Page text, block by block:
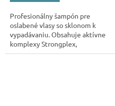
Profesionálny šampón pre
oslabené vlasy so sklonom k
vypadávaniu. Obsahuje aktívne
komplexy Strongplex,
Tricovital, Energy Blend a